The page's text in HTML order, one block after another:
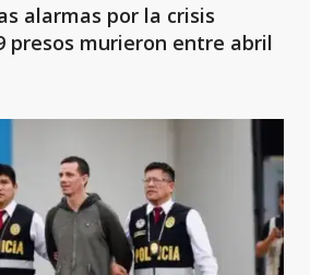
alarmas por la crisis
presos murieron entre abril